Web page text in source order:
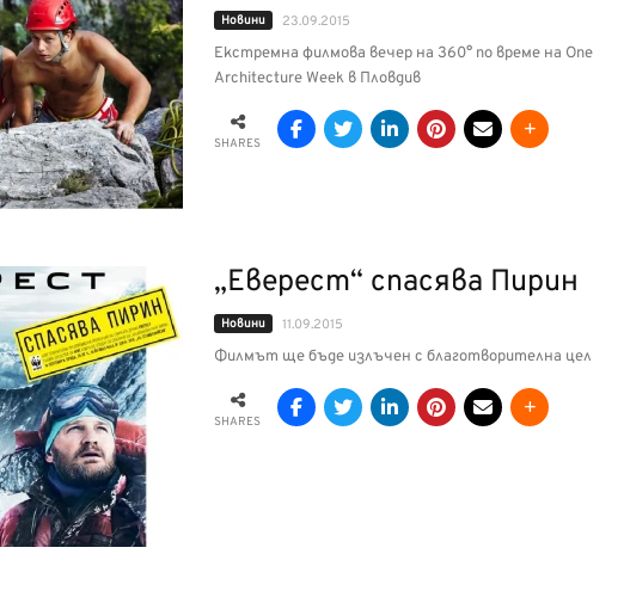
Новини 23.09.2015
Екстремна филмова вечер на 360° по време на One
Architecture Week в Пловдив
SHARES
„Еверест“ спасява Пирин
Новини 11.09.2015
Филмът ще бъде излъчен с благотворителна цел
SHARES